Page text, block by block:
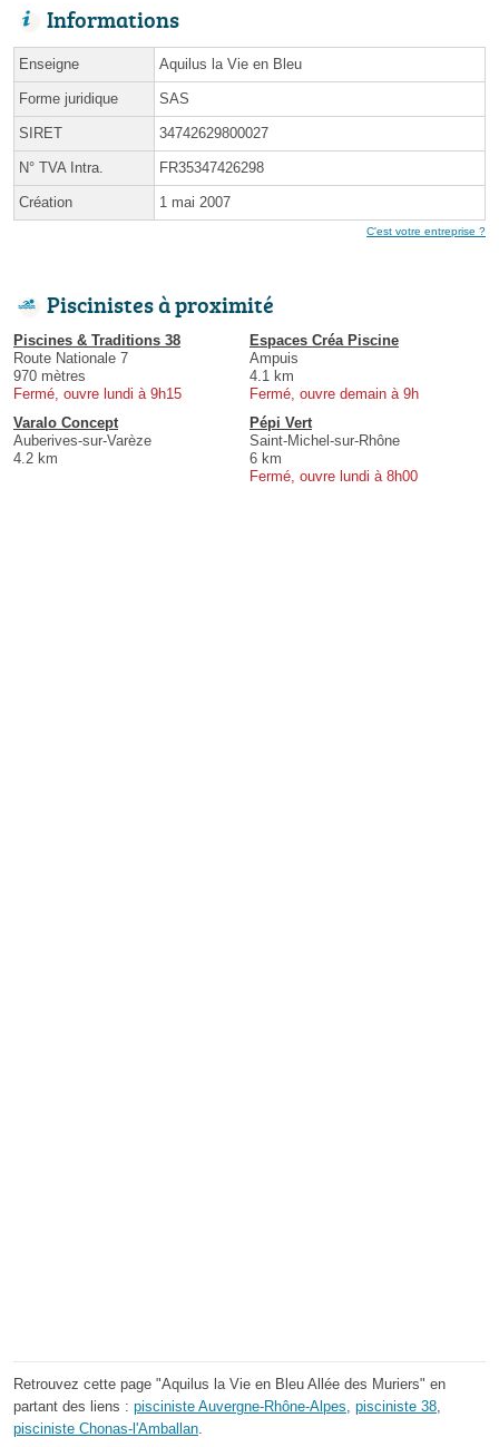
Informations
Enseigne Aquilus la Vie en Bleu
Forme juridique SAS
SIRET 34742629800027
N° TVA Intra. FR35347426298
Création 1 mai 2007
C'est votre entreprise ?
Piscinistes à proximité
Piscines & Traditions 38
Route Nationale 7
970 mètres
Fermé, ouvre lundi à 9h15
Espaces Créa Piscine
Ampuis
4.1 km
Fermé, ouvre demain à 9h
Varalo Concept
Auberives-sur-Varèze
4.2 km
Pépi Vert
Saint-Michel-sur-Rhône
6 km
Fermé, ouvre lundi à 8h00
Retrouvez cette page "Aquilus la Vie en Bleu Allée des Muriers" en
partant des liens : pisciniste Auvergne-Rhône-Alpes, pisciniste 38,
pisciniste Chonas-l'Amballan.